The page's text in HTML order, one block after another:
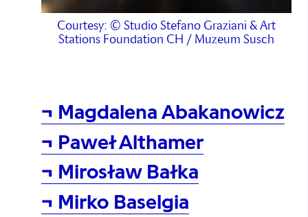
Courtesy: © Studio Stefano Graziani & Art
Stations Foundation CH / Muzeum Susch
¬ Magdalena Abakanowicz
¬ Paweł Althamer
¬ Mirosław Bałka
¬ Mirko Baselgia